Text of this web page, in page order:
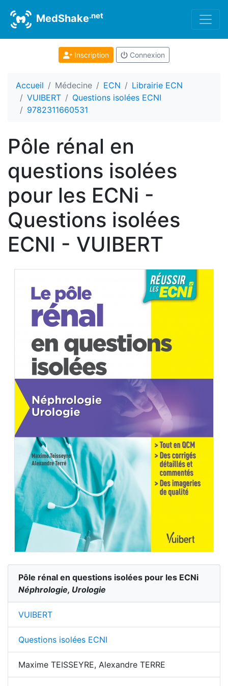
MedShake.net
Inscription Connexion
Accueil Médecine ECN
Librairie ECN
VUIBERT
Questions isolées ECNI
9782311660531
Pôle rénal en
questions isolées
pour les ECNi -
Questions isolées
ECNI - VUIBERT
Pôle rénal en questions isolées pour les ECNi
Néphrologie, Urologie
VUIBERT
Questions isolées ECNI
Maxime TEISSEYRE, Alexandre TERRE